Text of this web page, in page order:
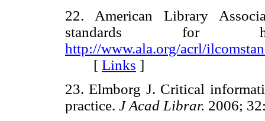
22. American Library
standards for
http://www.ala.org/acrl/
[ Links ]
23. Elmborg J. Critical
practice. J Acad Librar. 2006;